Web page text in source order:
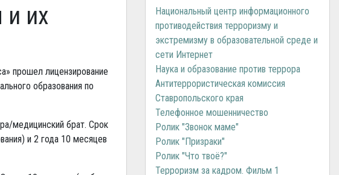
их
прошел лицензирование
образования по
медицинский брат. Срок
и 2 года 10 месяцев
Национальный центр информационного
противодействия терроризму и
экстремизму в образовательной среде и
сети Интернет
Наука и образование против террора
Антитеррористическая комиссия
Ставропольского края
Телефонное мошенничество
Ролик "Звонок маме"
Ролик "Призраки"
Ролик "Что твоё?"
Терроризм за кадром. Фильм 1